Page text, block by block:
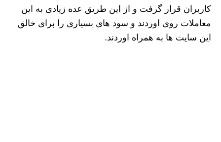
کاربران قرار گرفت و از این طریق عده زیادی به این
معاملات روی اوردند و سود های بسیاری را برای خالق
این سایت ها به همراه اوردند.